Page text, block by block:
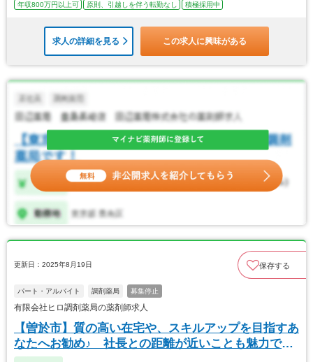
年収800万円以上可 原則、引越しを伴う転勤なし 積極採用中
求人の詳細を見る この求人に興味がある
更新日：2025年8月19日 保存する
パート・アルバイト 調剤薬局 募集停止
有限会社ヒロ調剤薬局の薬剤師求人
【曽於市】質の高い在宅や、スキルアップを目指すあ
なたへお勧め♪ 社長との距離が近いことも魅力で
す。